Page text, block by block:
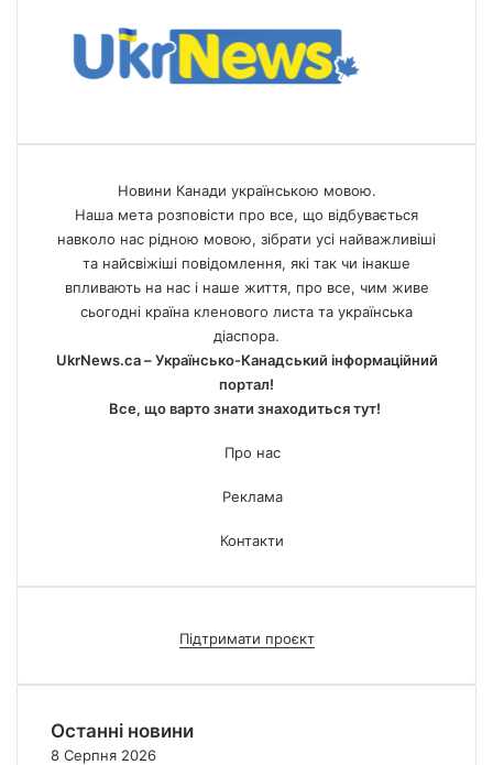
Новини Канади українською мовою.
Наша мета розповісти про все, що відбувається
навколо нас рідною мовою, зібрати усі найважливіші
та найсвіжіші повідомлення, які так чи інакше
впливають на нас і наше життя, про все, чим живе
сьогодні країна кленового листа та українська
діаспора.
UkrNews.ca – Українсько-Канадський інформаційний
портал!
Все, що варто знати знаходиться тут!
Про нас
Реклама
Контакти
Підтримати проєкт
Останні новини
8 Серпня 2026